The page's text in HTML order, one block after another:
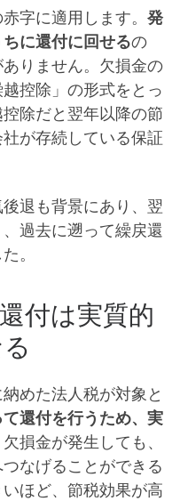
字に適用します。 発
に還付に回せるの
りません。欠損金の
控除」の形式をとっ
除だと翌年以降の節
が存続している保証
退も背景にあり、翌
過去に遡って繰戻還
。
付は実質的
めた法人税が対象と
還付を行うため、実
損金が発生しても、
なげることができる
ほど、節税効果が高